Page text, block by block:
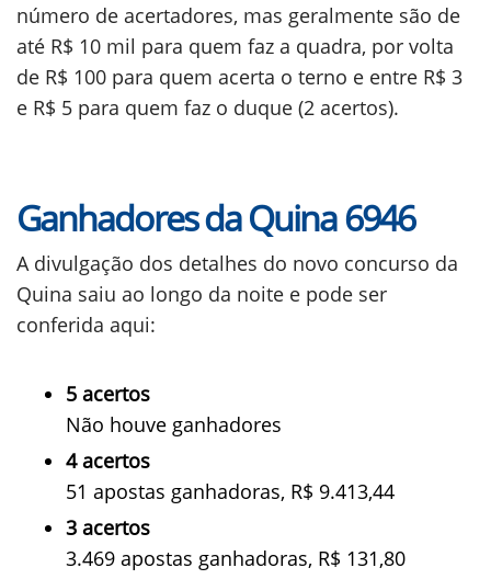
número de acertadores, mas geralmente são de
até R$ 10 mil para quem faz a quadra, por volta
de R$ 100 para quem acerta o terno e entre R$ 3
e R$ 5 para quem faz o duque (2 acertos).
Ganhadores da Quina 6946
A divulgação dos detalhes do novo concurso da
Quina saiu ao longo da noite e pode ser
conferida aqui:
5 acertos
Não houve ganhadores
4 acertos
51 apostas ganhadoras, R$ 9.413,44
3 acertos
3.469 apostas ganhadoras, R$ 131,80